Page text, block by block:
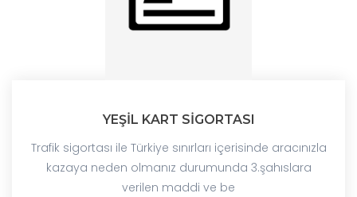
YEŞİL KART SİGORTASI
Trafik sigortası ile Türkiye sınırları içerisinde aracınızla
kazaya neden olmanız durumunda 3.şahıslara
verilen maddi ve be